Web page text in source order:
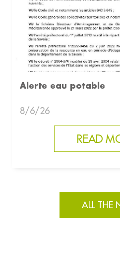
Alerte eau potable
8/6/26
READ
ALL THE